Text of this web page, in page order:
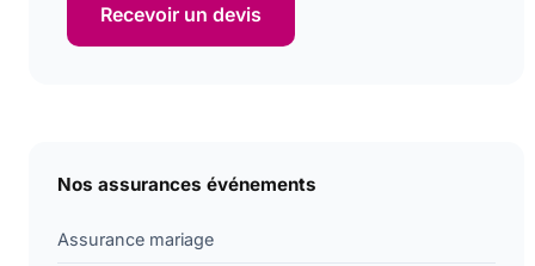
Recevoir un devis
Nos assurances événements
Assurance mariage